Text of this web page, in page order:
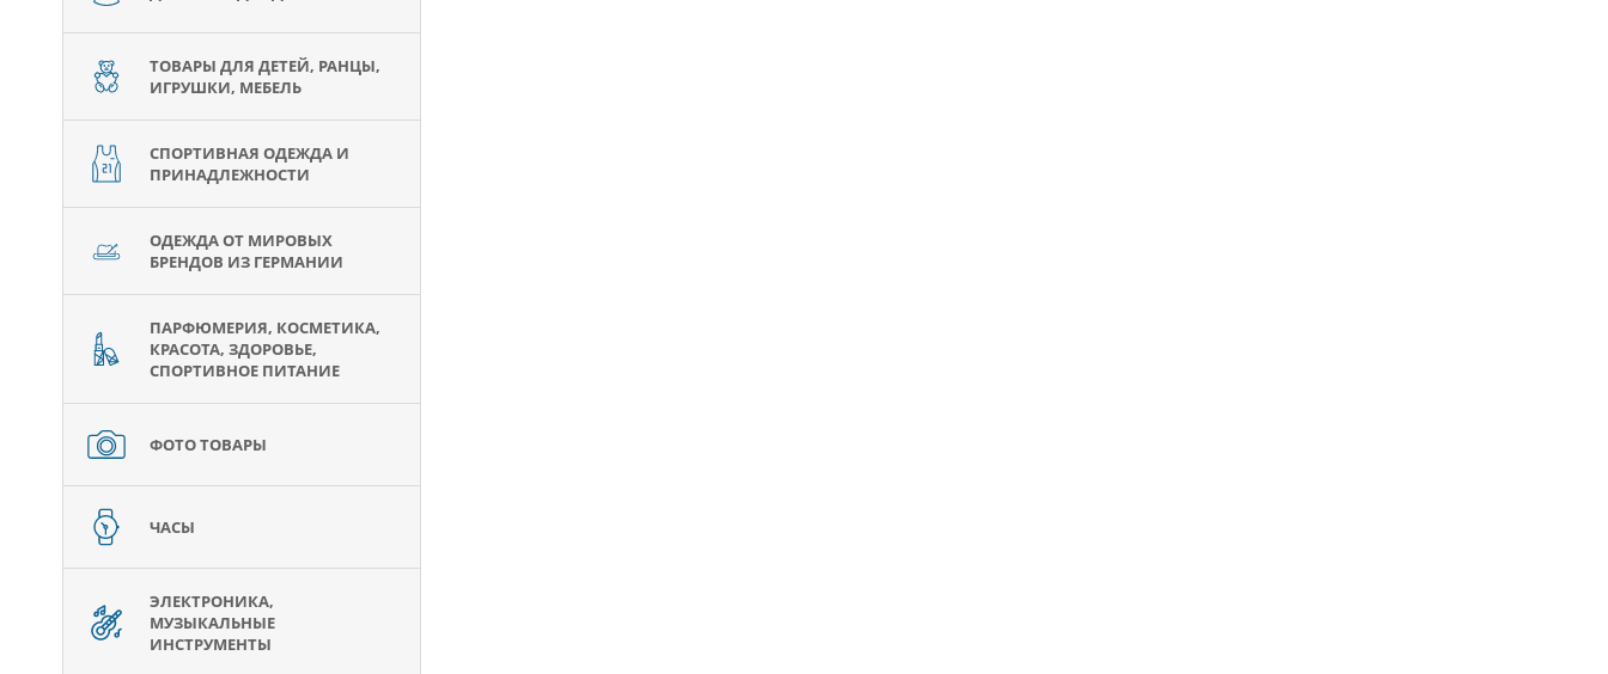
ТОВАРЫ ДЛЯ ДЕТЕЙ, РАНЦЫ,
ИГРУШКИ, МЕБЕЛЬ
СПОРТИВНАЯ ОДЕЖДА И
ПРИНАДЛЕЖНОСТИ
ОДЕЖДА ОТ МИРОВЫХ
БРЕНДОВ ИЗ ГЕРМАНИИ
ПАРФЮМЕРИЯ, КОСМЕТИКА,
КРАСОТА, ЗДОРОВЬЕ,
СПОРТИВНОЕ ПИТАНИЕ
ФОТО ТОВАРЫ
ЧАСЫ
ЭЛЕКТРОНИКА,
МУЗЫКАЛЬНЫЕ
ИНСТРУМЕНТЫ